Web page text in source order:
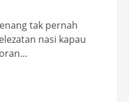
tak pernah
nasi kapau